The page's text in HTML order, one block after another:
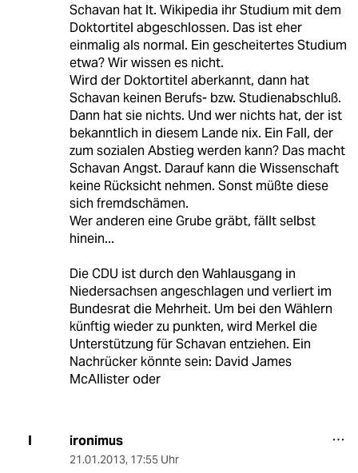
Schavan hat lt. Wikipedia ihr Studium mit dem
Doktortitel abgeschlossen. Das ist eher
einmalig als normal. Ein gescheitertes Studium
etwa? Wir wissen es nicht.
Wird der Doktortitel aberkannt, dann hat
Schavan keinen Berufs- bzw. Studienabschluß.
Dann hat sie nichts. Und wer nichts hat, der ist
bekanntlich in diesem Lande nix. Ein Fall, der
zum sozialen Abstieg werden kann? Das macht
Schavan Angst. Darauf kann die Wissenschaft
keine Rücksicht nehmen. Sonst müßte diese
sich fremdschämen.
Wer anderen eine Grube gräbt, fällt selbst
hinein...
Die CDU ist durch den Wahlausgang in
Niedersachsen angeschlagen und verliert im
Bundesrat die Mehrheit. Um bei den Wählern
künftig wieder zu punkten, wird Merkel die
Unterstützung für Schavan entziehen. Ein
Nachrücker könnte sein: David James
McAllister oder
I ironimus
21.01.2013, 17:55 Uhr